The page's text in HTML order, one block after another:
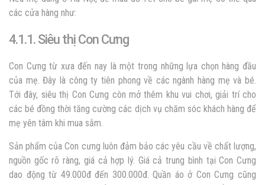
các cửa hàng như:
4.1.1. Siêu thị Con Cưng
Con Cưng từ xưa đến nay là một trong những lựa chọn hàng đầu
của mẹ. Đây là công ty tiên phong về các ngành hàng mẹ và bé.
Tới đây, siêu thị Con Cưng còn mở thêm khu vui chơi, giải trí cho
các bé đồng thời tăng cường các dịch vụ chăm sóc khách hàng để
mẹ yên tâm khi mua sắm.
Sản phẩm của Con cưng luôn đảm bảo các yêu cầu về chất lượng,
nguồn gốc rõ ràng, giá cả hợp lý. Giá cả trung bình tại Con Cưng
dao động từ 49.000đ đến 300.000đ. Quần áo ở Con Cưng cũng